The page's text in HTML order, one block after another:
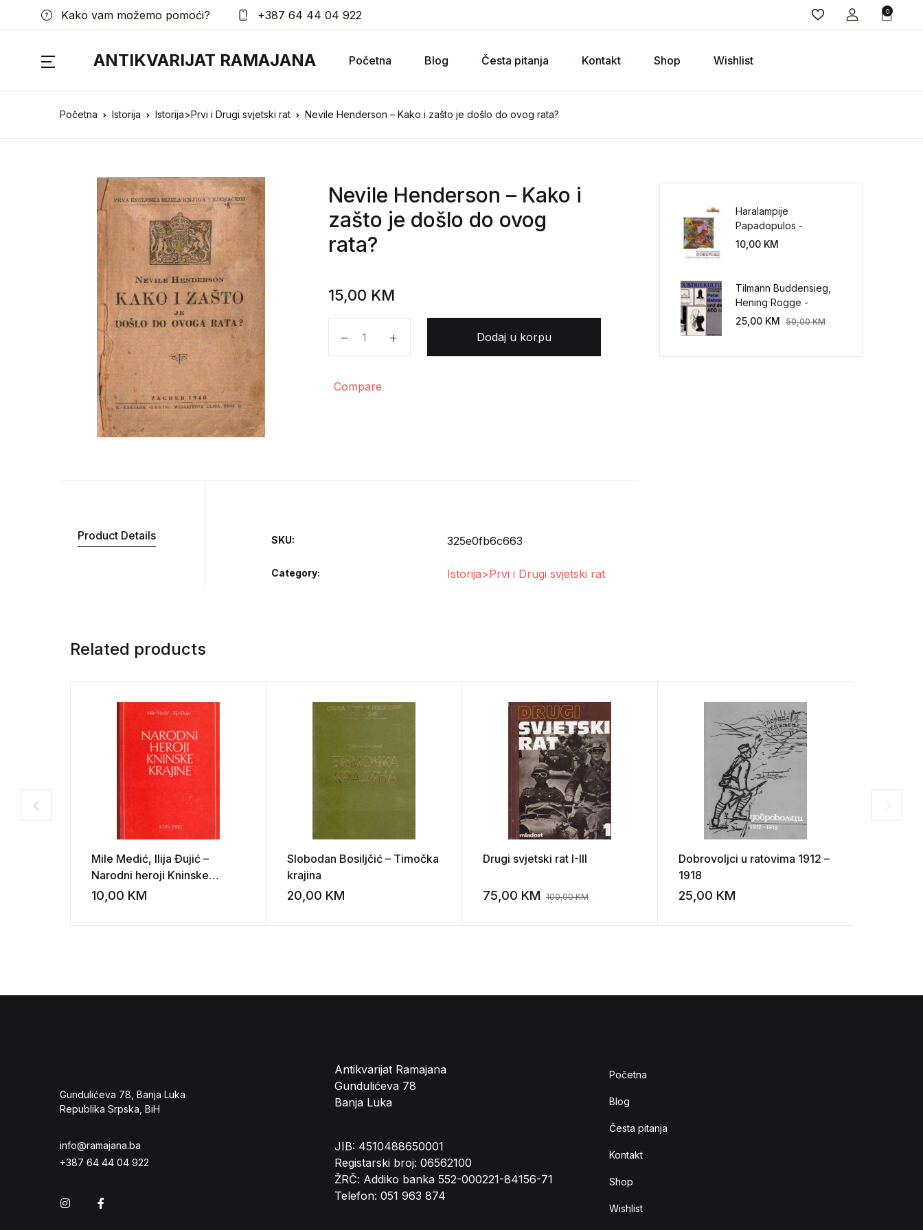
Kako vam možemo pomoći? +387 64 44 04 922 0
ANTIKVARIJAT RAMAJANA Početna Blog Česta pitanja Kontakt Shop Wishlist
Početna Istorija Istorija>Prvi i Drugi svjetski rat Nevile Henderson – Kako i zašto je došlo do ovog rata?
Nevile Henderson – Kako i
zašto je došlo do ovog
rata?
15,00 KM
Dodaj u korpu
Compare
Product Details SKU: 325e0fb6c663
Category: Istorija>Prvi i Drugi svjetski rat
Haralampije
Papadopulos -
Poverenje: sloboda od
10,00 KM
Tilmann Buddensieg,
Hening Rogge -
Industriekultur: Peter
25,00 KM 50,00KM
Related products
Mile Medić, Ilija Đujić –
Narodni heroji Kninske
krajine
10,00 KM Add to wishlist
Slobodan Bosiljčić – Timočka
krajina
20,00 KM Add to wishlist
Drugi svjetski rat I-III
75,00 KM 100,00KM Add to wishlist
Dobrovoljci u ratovima 1912 –
1918
25,00 KM
Gundulićeva 78, Banja Luka
Republika Srpska, BiH
info@ramajana.ba
+387 64 44 04 922
Instagram
Antikvarijat Ramajana
Gundulićeva 78
Banja Luka
JIB: 4510488650001
Registarski broj: 06562100
ŽRČ: Addiko banka 552-000221-84156-71
Telefon: 051 963 874
Početna
Blog
Česta pitanja
Kontakt
Shop
Wishlist